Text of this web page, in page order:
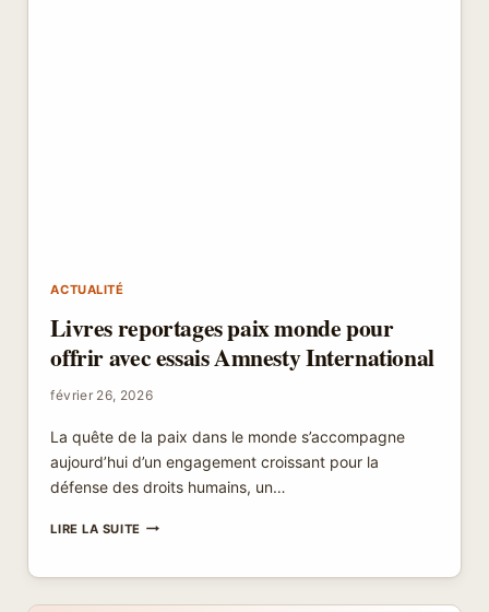
ACTUALITÉ
Livres reportages paix monde pour
offrir avec essais Amnesty International
février 26, 2026
La quête de la paix dans le monde s’accompagne
aujourd’hui d’un engagement croissant pour la
défense des droits humains, un…
LIRE LA SUITELIVRES
MONDE
POUR